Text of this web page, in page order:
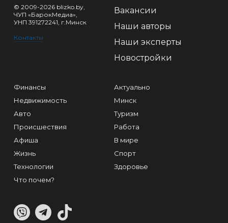
© 2009-2026 blizko.by,
ЧУП «БарокМедиа»,
УНП 391272241, г.Минск
Контакты
Вакансии
Наши авторы
Наши эксперты
Новостройки
Финансы
Недвижимость
Авто
Происшествия
Афиша
Жизнь
Технологии
Что почем?
Актуально
Минск
Туризм
Работа
В мире
Спорт
Здоровье